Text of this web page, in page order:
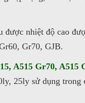
nhiệt độ cao
Gr70, GJB.
A515 Gr70, A515
25ly sử dụng trong